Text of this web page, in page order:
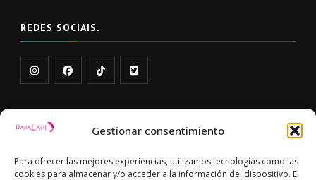
Gestionar consentimiento
Para ofrecer las mejores experiencias, utilizamos tecnologías como las
cookies para almacenar y/o acceder a la información del dispositivo. El
REDES SOCIAIS.
LIGAÇÕES
POLÍTICA DE DEVOLUÇÕES E REEMBOLSOS